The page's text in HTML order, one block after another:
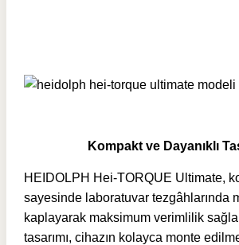
Kompakt ve Dayanıklı
HEIDOLPH Hei-TORQUE Ultimate,
sayesinde laboratuvar tezgâhlarında
kaplayarak maksimum verimlilik
tasarımı, cihazın kolayca monte